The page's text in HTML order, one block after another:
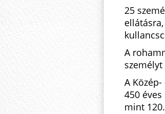
25
A
A
450
mint